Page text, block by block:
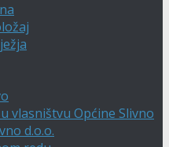
vlasništvu Općine Slivno
d.o.o.